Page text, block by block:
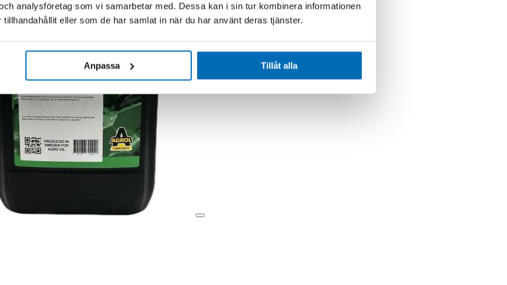
analysföretag som vi samarbetar med. Dessa kan i sin tur kombinera informationen
eller som de har samlat in när du har använt deras tjänster.
Anpassa Tillåt alla